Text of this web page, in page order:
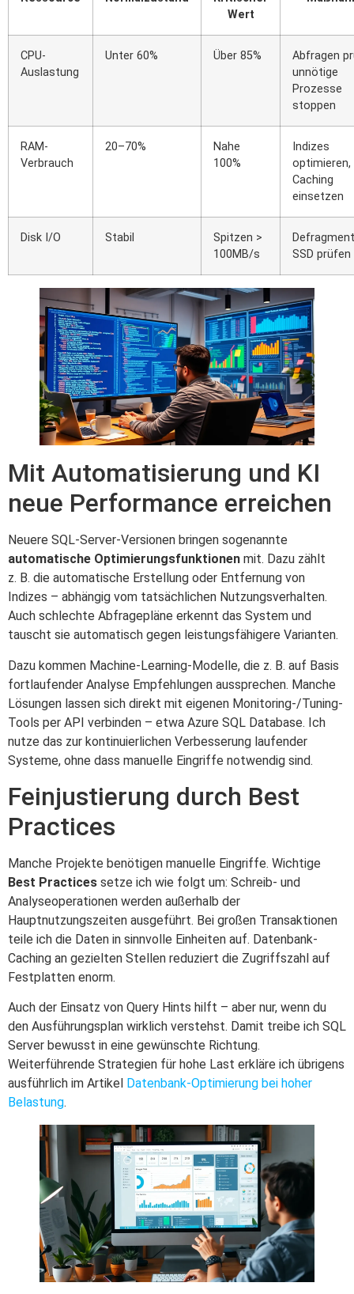
Wert
CPU-
Auslastung
Unter 60% Über 85%
Abfragen
unnötige
Prozesse
stoppen
RAM-
Verbrauch
20–70%
Nahe
100%
Indizes
optimieren,
Caching
einsetzen
Disk I/O Stabil
Spitzen >
100MB/s
SSD prüfen
Mit Automatisierung und KI
neue Performance erreichen
Neuere SQL-Server-Versionen bringen sogenannte
automatische Optimierungsfunktionen mit. Dazu zählt
z. B. die automatische Erstellung oder Entfernung von
Indizes – abhängig vom tatsächlichen Nutzungsverhalten.
Auch schlechte Abfragepläne erkennt das System und
tauscht sie automatisch gegen leistungsfähigere Varianten.
Dazu kommen Machine-Learning-Modelle, die z. B. auf Basis
fortlaufender Analyse Empfehlungen aussprechen. Manche
Lösungen lassen sich direkt mit eigenen Monitoring-/Tuning-
Tools per API verbinden – etwa Azure SQL Database. Ich
nutze das zur kontinuierlichen Verbesserung laufender
Systeme, ohne dass manuelle Eingriffe notwendig sind.
Feinjustierung durch Best
Practices
Manche Projekte benötigen manuelle Eingriffe. Wichtige
Best Practices setze ich wie folgt um: Schreib- und
Analyseoperationen werden außerhalb der
Hauptnutzungszeiten ausgeführt. Bei großen Transaktionen
teile ich die Daten in sinnvolle Einheiten auf. Datenbank-
Caching an gezielten Stellen reduziert die Zugriffszahl auf
Festplatten enorm.
Auch der Einsatz von Query Hints hilft – aber nur, wenn du
den Ausführungsplan wirklich verstehst. Damit treibe ich SQL
Server bewusst in eine gewünschte Richtung.
Weiterführende Strategien für hohe Last erkläre ich übrigens
ausführlich im Artikel
Datenbank-Optimierung bei hoher
Belastung.